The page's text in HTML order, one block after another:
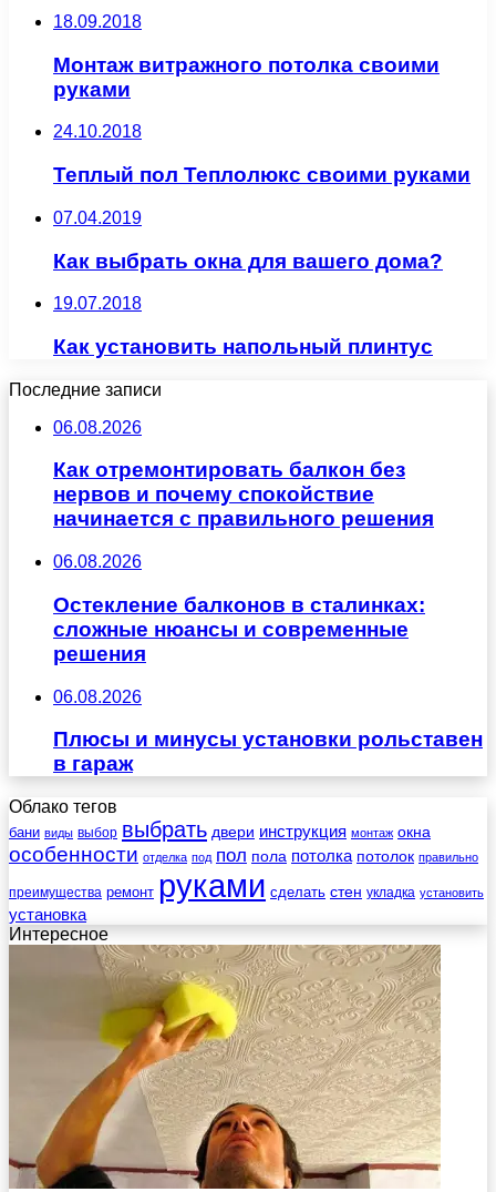
18.09.2018
Монтаж витражного потолка своими
руками
24.10.2018
Теплый пол Теплолюкс своими руками
07.04.2019
Как выбрать окна для вашего дома?
19.07.2018
Как установить напольный плинтус
Последние записи
06.08.2026
Как отремонтировать балкон без
нервов и почему спокойствие
начинается с правильного решения
06.08.2026
Остекление балконов в сталинках:
сложные нюансы и современные
решения
06.08.2026
Плюсы и минусы установки рольставен
в гараж
Облако тегов
бани виды выбор выбрать двери инструкция монтаж окна
особенности отделка под пол пола потолка потолок правильно
преимущества ремонт руками сделать стен укладка установить
установка
Интересное